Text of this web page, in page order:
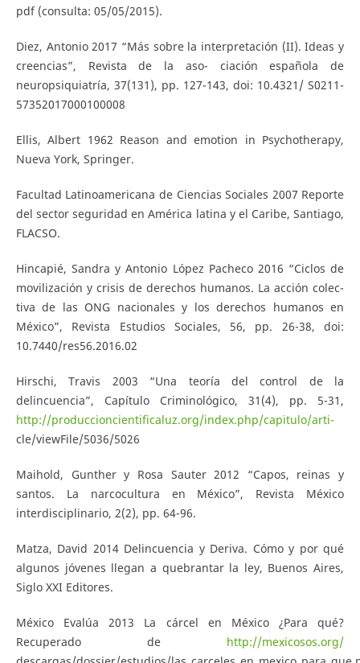
pdf (consulta: 05/05/2015).
Diez, Antonio 2017 “Más sobre la interpretación (II). Ideas y
creencias”, Revista de la aso- ciación española de
neuropsiquiatría, 37(131), pp. 127-143, doi: 10.4321/ S0211-
57352017000100008
Ellis, Albert 1962 Reason and emotion in Psychotherapy,
Nueva York, Springer.
Facultad Latinoamericana de Ciencias Sociales 2007 Reporte
del sector seguridad en América latina y el Caribe, Santiago,
FLACSO.
Hincapié, Sandra y Antonio López Pacheco 2016 “Ciclos de
movilización y crisis de derechos humanos. La acción colec-
tiva de las ONG nacionales y los derechos humanos en
México”, Revista Estudios Sociales, 56, pp. 26-38, doi:
10.7440/res56.2016.02
Hirschi, Travis 2003 “Una teoría del control de la
delincuencia”, Capítulo Criminológico, 31(4), pp. 5-31,
http://produccioncientificaluz.org/index.php/capitulo/arti-
cle/viewFile/5036/5026
Maihold, Gunther y Rosa Sauter 2012 “Capos, reinas y
santos. La narcocultura en México”, Revista México
interdisciplinario, 2(2), pp. 64-96.
Matza, David 2014 Delincuencia y Deriva. Cómo y por qué
algunos jóvenes llegan a quebrantar la ley, Buenos Aires,
Siglo XXI Editores.
México Evalúa 2013 La cárcel en México ¿Para qué?
Recuperado de http://mexicosos.org/